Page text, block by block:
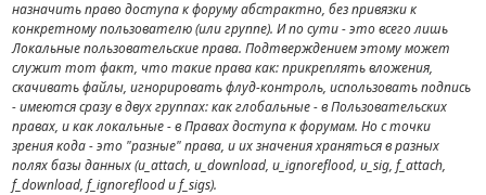
назначить право доступа к форуму абстрактно, без привязки к
конкретному пользователю (или группе). И по сути - это всего лишь
Локальные пользовательские права. Подтверждением этому может
служит тот факт, что такие права как: прикреплять вложения,
скачивать файлы, игнорировать флуд-контроль, использовать подпись
- имеются сразу в двух группах: как глобальные - в Пользовательских
правах, и как локальные - в Правах доступа к форумам. Но с точки
зрения кода - это "разные" права, и их значения храняться в разных
полях базы данных (u_attach, u_download, u_ignoreflood, u_sig, f_attach,
f_download, f_ignoreflood и f_sigs).